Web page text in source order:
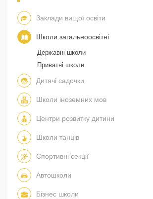
Заклади вищої освіти
Школи загальноосвітні
Державні школи
Приватні школи
Дитячі садочки
Школи іноземних мов
Центри розвитку дитини
Школи танців
Спортивні секції
Автошколи
Бізнес школи